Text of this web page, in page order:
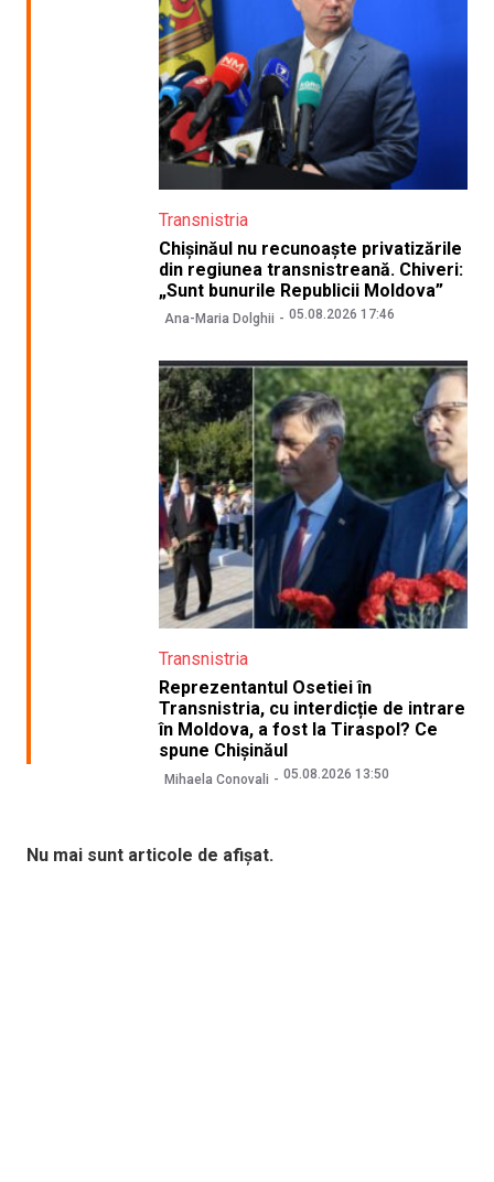
Transnistria
Chișinăul nu recunoaște privatizările
din regiunea transnistreană. Chiveri:
„Sunt bunurile Republicii Moldova”
Ana-Maria Dolghii 05.08.2026 17:46
Transnistria
Reprezentantul Osetiei în
Transnistria, cu interdicție de intrare
în Moldova, a fost la Tiraspol? Ce
spune Chișinăul
Mihaela Conovali 05.08.2026 13:50
Nu mai sunt articole de afișat.